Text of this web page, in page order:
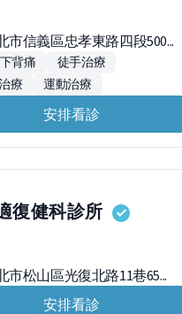
市信義區忠孝東路四段500...
下背痛
徒手治療
療
運動治療
安排看診
復健科診所
市松山區光復北路11巷65...
安排看診